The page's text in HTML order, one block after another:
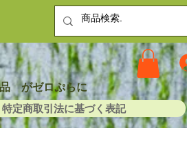
特定商取引法に基づく表記
がゼロぷらに